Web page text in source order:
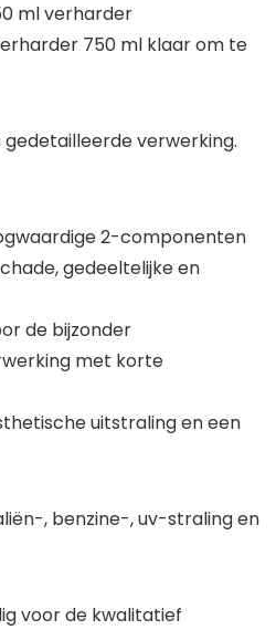
ml verharder
750 ml klaar om te
gedetailleerde verwerking.
2-componenten
gedeeltelijke en
de bijzonder
met korte
uitstraling en een
, benzine-, uv-straling en
voor de kwalitatief